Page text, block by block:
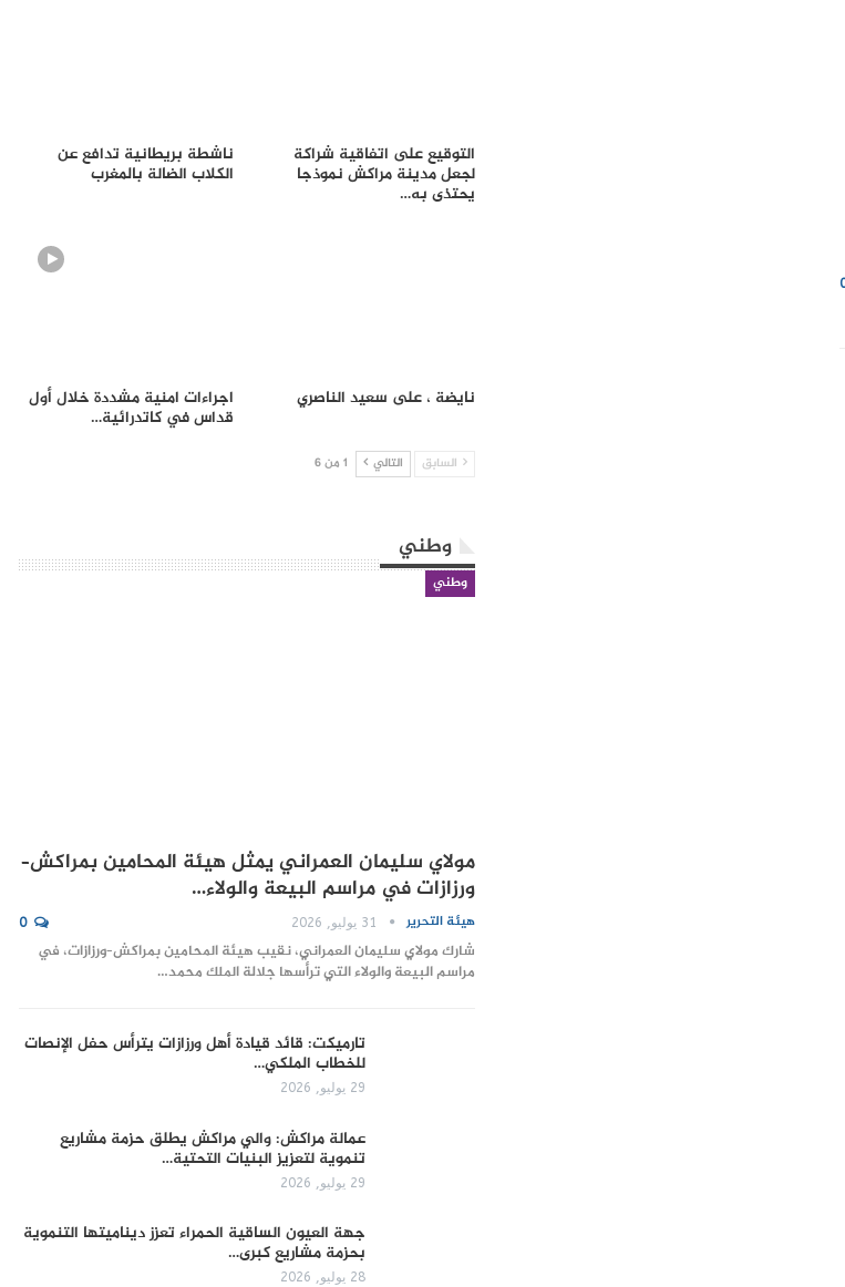
التوقيع على اتفاقية شراكة
لجعل مدينة مراكش نموذجا
يحتذى به…
ناشطة بريطانية تدافع عن
الكلاب الضالة بالمغرب
نايضة ، على سعيد الناصري اجراءات امنية مشددة خلال أول
قداس في كاتدرائية…
السابق التالي 1 من 6
وطني
وطني
مولاي سليمان العمراني يمثل هيئة المحامين بمراكش–
ورزازات في مراسم البيعة والولاء…
هيئة التحرير 31 يوليو, 2026 0
شارك مولاي سليمان العمراني، نقيب هيئة المحامين بمراكش–ورزازات، في
مراسم البيعة والولاء التي ترأسها جلالة الملك محمد…
تارميكت: قائد قيادة أهل ورزازات يترأس حفل الإنصات
للخطاب الملكي…
29 يوليو, 2026
عمالة مراكش: والي مراكش يطلق حزمة مشاريع
تنموية لتعزيز البنيات التحتية…
29 يوليو, 2026
جهة العيون الساقية الحمراء تعزز ديناميتها التنموية
بحزمة مشاريع كبرى…
28 يوليو, 2026